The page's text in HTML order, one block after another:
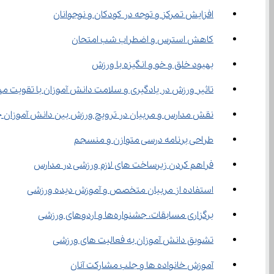
افزایش تمرکز و توجه در کودکان و نوجوانان
کاهش استرس و اضطراب شب امتحان
بهبود خلق و خو و انگیزه با ورزش
تاثیر ورزش در یادگیری و سلامت دانش آموزان با تقویت
نقش مدارس و مربیان در ترویج ورزش بین دانش
طراحی برنامه درسی متوازن و منسجم
فراهم کردن زیرساخت های لازم ورزشی در مدارس
استفاده از مربیان متخصص و آموزش دیده ورزشی
برگزاری مسابقات، جشنواره‌ها و اردوهای ورزشی
تشویق دانش آموزان به فعالیت های ورزشی
آموزش خانواده ها و جلب مشارکت آنان